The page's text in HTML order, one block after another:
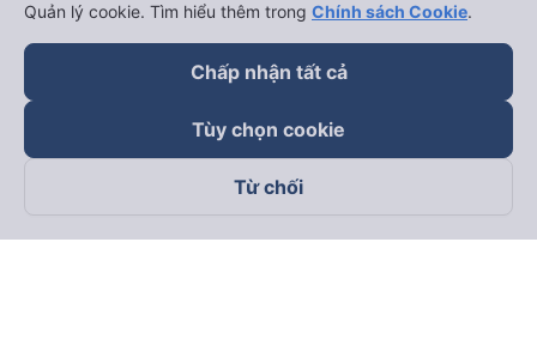
Theo dõi chúng tôi trên
Quản lý cookie. Tìm hiểu thêm trong Chính sách Cookie.
Chấp nhận tất cả
Tùy chọn cookie
Từ chối